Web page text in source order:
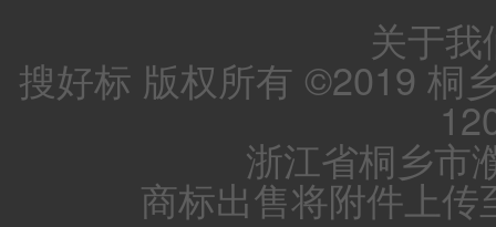
关于我
搜好标 版权所有 ©2019 桐
浙江省桐乡市
商标出售将附件上传